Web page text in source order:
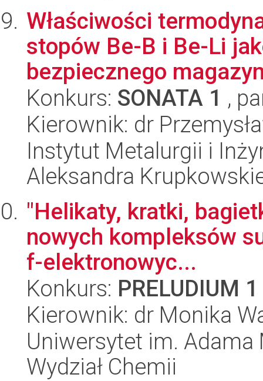
Właściwości
stopów Be-B i Be-Li
bezpiecznego
Konkurs: SONATA 1 ,
Kierownik: dr
Instytut Metalurgii i
Aleksandra
"Helikaty, kratki,
nowych kompleksów
f-elektronowyc...
Konkurs: PRELUDIUM 1
Kierownik: dr Monika
Uniwersytet im.
Wydział Chemii